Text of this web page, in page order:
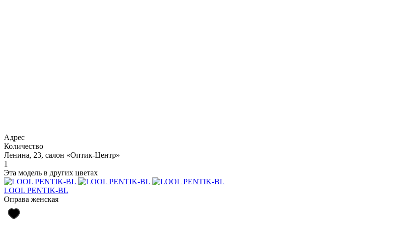
Адрес
Количество
Ленина, 23, салон «Оптик-Центр»
1
Эта модель в других цветах
LOOL PENTIK-BL
Оправа женская